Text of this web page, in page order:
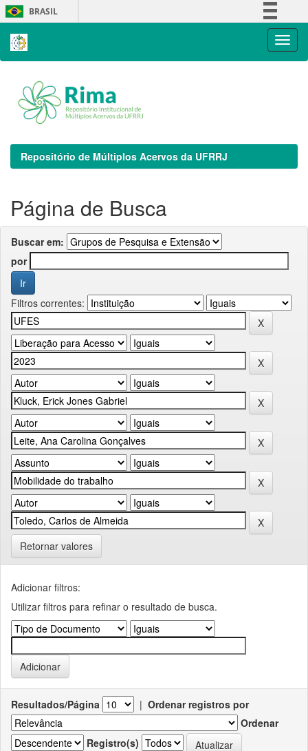
Skip
navigation
BRASIL
Repositório de Múltiplos Acervos da UFRRJ
Página de Busca
Buscar em:
por
Filtros correntes:
Retornar valores
Adicionar filtros:
Utilizar filtros para refinar o resultado de busca.
Resultados/Página | Ordenar registros por
Ordenar
Registro(s)